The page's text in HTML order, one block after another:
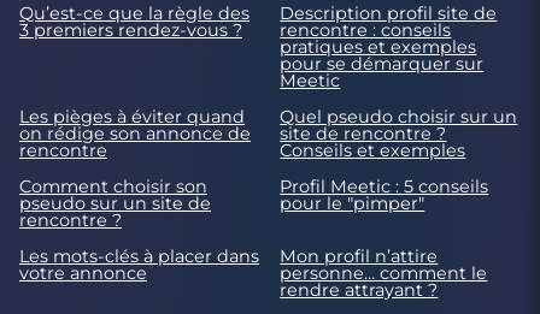
Qu’est-ce que la règle des
3 premiers rendez-vous ?
Description profil site de
rencontre : conseils
pratiques et exemples
pour se démarquer sur
Meetic
Les pièges à éviter quand
on rédige son annonce de
rencontre
Quel pseudo choisir sur un
site de rencontre ?
Conseils et exemples
Comment choisir son
pseudo sur un site de
rencontre ?
Profil Meetic : 5 conseils
pour le "pimper"
Les mots-clés à placer dans
votre annonce
Mon profil n’attire
personne… comment le
rendre attrayant ?